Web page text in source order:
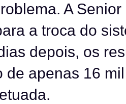
A
a troca do
depois, os
de apenas 16